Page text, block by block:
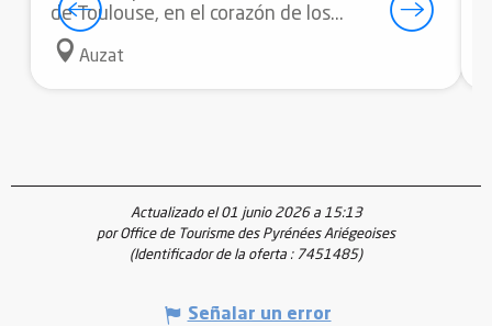
de Toulouse, en el corazón de los...
Auzat
Actualizado el 01 junio 2026 a 15:13
por Office de Tourisme des Pyrénées Ariégeoises
(Identificador de la oferta : 7451485)
Señalar un error